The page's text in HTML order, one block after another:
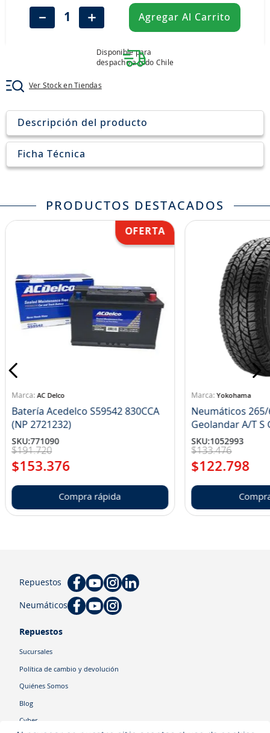
＋
－ Agregar Al Carrito
Disponible para
despacho a todo Chile
Ver Stock en Tiendas
Descripción del producto
Ficha Técnica
PRODUCTOS DESTACADOS
AC Delco
Batería Acedelco S59542 830CCA
(NP 2721232)
SKU:771090
$191.720
$153.376
Compra rápida
Yokohama
Neumáticos 265/
SKU:1052993
$133.476
$122.798
Repuestos
Neumáticos
Repuestos
Sucursales
Política de cambio y devolución
Quiénes Somos
Blog
Cyber
205
235